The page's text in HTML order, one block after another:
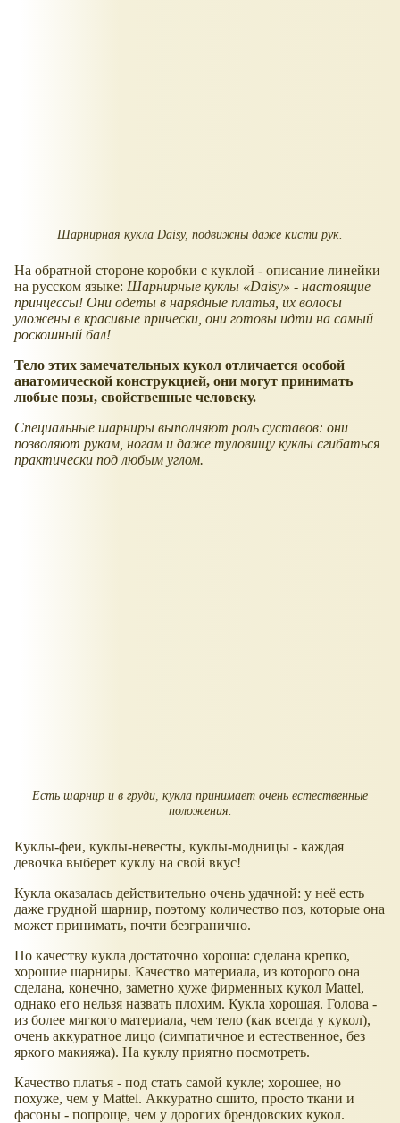
Шарнирная кукла Daisy, подвижны даже кисти рук.
На обратной стороне коробки с куклой - описание линейки
на русском языке: Шарнирные куклы Daisy
- настоящие
принцессы! Они одеты в нарядные платья, их волосы
уложены в красивые прически, они готовы идти на самый
роскошный бал!
Тело этих замечательных кукол отличается особой
анатомической конструкцией, они могут принимать
любые позы, свойственные человеку.
Специальные шарниры выполняют роль суставов: они
позволяют рукам, ногам и даже туловищу куклы сгибаться
практически под любым углом.
Есть шарнир и в груди, кукла принимает очень естественные
положения.
Куклы-феи, куклы-невесты, куклы-модницы - каждая
девочка выберет куклу на свой вкус!
Кукла оказалась действительно очень удачной: у неё есть
даже грудной шарнир, поэтому количество поз, которые она
может принимать, почти безгранично.
По качеству кукла достаточно хороша: сделана крепко,
хорошие шарниры. Качество материала, из которого она
сделана, конечно, заметно хуже фирменных кукол Mattel,
однако его нельзя назвать плохим. Кукла хорошая. Голова -
из более мягкого материала, чем тело (как всегда у кукол),
очень аккуратное лицо (симпатичное и естественное, без
яркого макияжа). На куклу приятно посмотреть.
Качество платья - под стать самой кукле; хорошее, но
похуже, чем у Mattel. Аккуратно сшито, просто ткани и
фасоны - попроще, чем у дорогих брендовских кукол.